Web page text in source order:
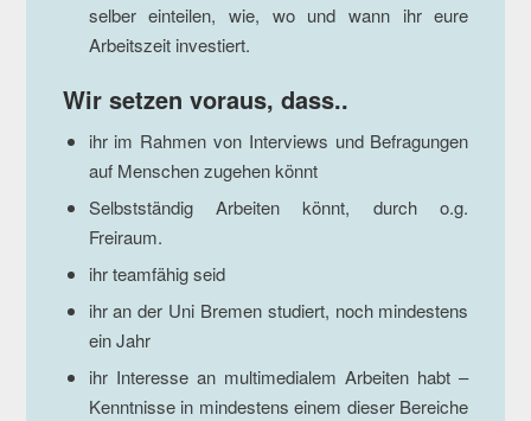
selber einteilen, wie, wo und wann ihr eure
Arbeitszeit investiert.
Wir setzen voraus, dass..
ihr im Rahmen von Interviews und Befragungen
auf Menschen zugehen könnt
Selbstständig Arbeiten könnt, durch o.g.
Freiraum.
ihr teamfähig seid
ihr an der Uni Bremen studiert, noch mindestens
ein Jahr
ihr Interesse an multimedialem Arbeiten habt –
Kenntnisse in mindestens einem dieser Bereiche